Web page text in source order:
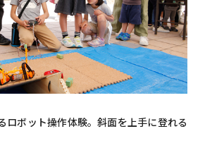
ロボット操作体験。斜面を上手に登れる